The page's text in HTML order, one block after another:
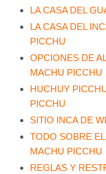
LA CASA DEL
LA CASA DEL
PICCHU
OPCIONES DE
MACHU PICCHU
HUCHUY
PICCHU
SITIO INCA DE
TODO SOBRE
MACHU PICCHU
REGLAS Y